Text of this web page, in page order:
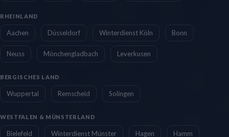
RHEINLAND
Aachen Düsseldorf Winterdienst Köln Bonn
Neuss Mönchengladbach Leverkusen
BERGISCHES LAND
Wuppertal Remscheid Solingen
WESTFALEN & MÜNSTERLAND
Bielefeld Winterdienst Münster Hagen Hamm